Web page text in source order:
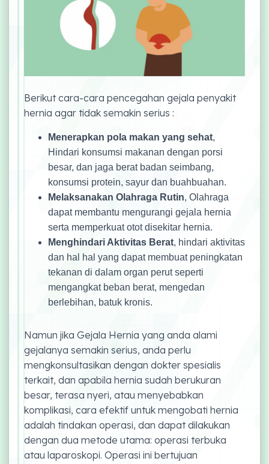
Berikut cara-cara pencegahan gejala penyakit
hernia agar tidak semakin serius :
Menerapkan pola makan yang sehat,
Hindari konsumsi makanan dengan porsi
besar, dan jaga berat badan seimbang,
konsumsi protein, sayur dan buahbuahan.
Melaksanakan Olahraga Rutin, Olahraga
dapat membantu mengurangi gejala hernia
serta memperkuat otot disekitar hernia.
Menghindari Aktivitas Berat, hindari aktivitas
dan hal hal yang dapat membuat peningkatan
tekanan di dalam organ perut seperti
mengangkat beban berat, mengedan
berlebihan, batuk kronis.
Namun jika Gejala Hernia yang anda alami
gejalanya semakin serius, anda perlu
mengkonsultasikan dengan dokter spesialis
terkait, dan apabila hernia sudah berukuran
besar, terasa nyeri, atau menyebabkan
komplikasi, cara efektif untuk mengobati hernia
adalah tindakan operasi, dan dapat dilakukan
dengan dua metode utama: operasi terbuka
atau laparoskopi. Operasi ini bertujuan